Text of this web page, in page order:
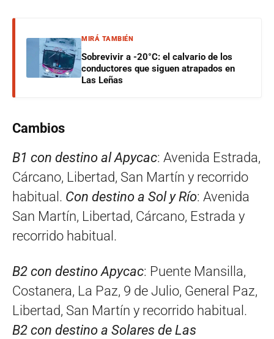
MIRÁ TAMBIÉN
Sobrevivir a -20°C: el calvario de los
conductores que siguen atrapados en
Las Leñas
Cambios
B1 con destino al Apycac: Avenida Estrada,
Cárcano, Libertad, San Martín y recorrido
habitual. Con destino a Sol y Río: Avenida
San Martín, Libertad, Cárcano, Estrada y
recorrido habitual.
B2 con destino Apycac: Puente Mansilla,
Costanera, La Paz, 9 de Julio, General Paz,
Libertad, San Martín y recorrido habitual.
B2 con destino a Solares de Las